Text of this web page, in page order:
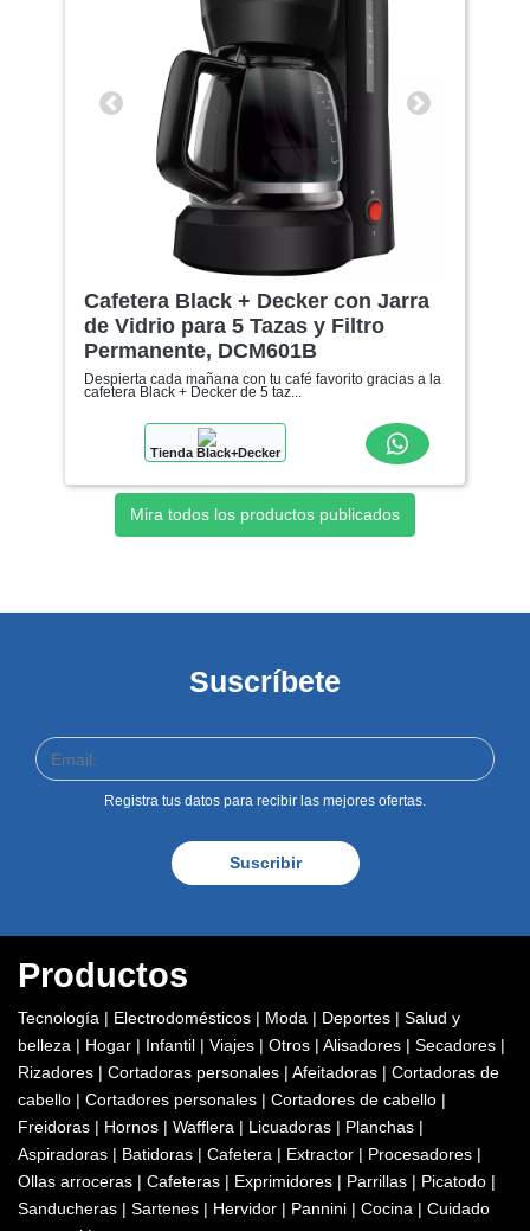
Anterior Siguiente
Cafetera Black + Decker con Jarra
de Vidrio para 5 Tazas y Filtro
Permanente, DCM601B
Despierta cada mañana con tu café favorito gracias a la
cafetera Black + Decker de 5 taz...
Tienda Black+Decker
Mira todos los productos publicados
Suscríbete
Suscribir
Registra tus datos para recibir las mejores ofertas.
Productos
Tecnología | Electrodomésticos | Moda | Deportes | Salud y
belleza | Hogar | Infantil | Viajes | Otros | Alisadores | Secadores |
Rizadores | Cortadoras personales | Afeitadoras | Cortadoras de
cabello | Cortadores personales | Cortadores de cabello |
Freidoras | Hornos | Wafflera | Licuadoras | Planchas |
Aspiradoras | Batidoras | Cafetera | Extractor | Procesadores |
Ollas arroceras | Cafeteras | Exprimidores | Parrillas | Picatodo |
Sanducheras | Sartenes | Hervidor | Pannini | Cocina | Cuidado